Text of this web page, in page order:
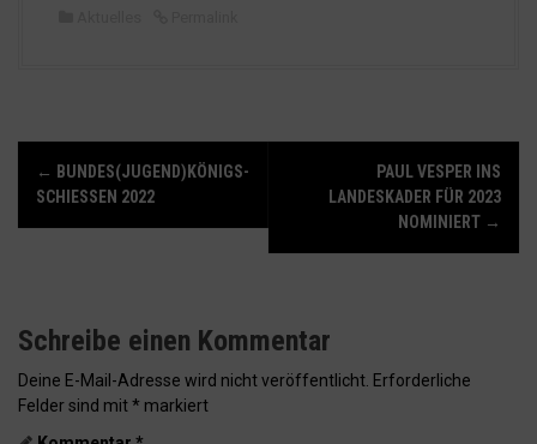
t
i
o
n
← BUNDES(JUGEND)KÖNIGS-
SCHIESSEN 2022
PAUL VESPER INS
LANDESKADER FÜR 2023
NOMINIERT →
Schreibe einen Kommentar
Deine E-Mail-Adresse wird nicht veröffentlicht. Erforderliche
Felder sind mit* markiert